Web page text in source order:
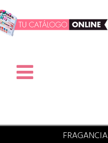
FRAGANCIA